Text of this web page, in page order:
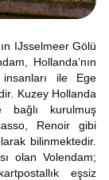
IJsselmeer Gölü
Hollanda’nın
ile Ege
Kuzey Hollanda
bağlı kurulmuş
Renoir gibi
bilinmektedir.
olan Volendam;
eşsiz